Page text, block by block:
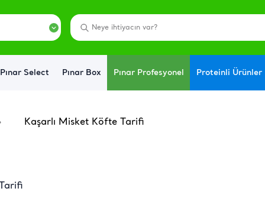
Pınar Select Pınar Box Pınar Profesyonel Proteinli Ürünler
Kaşarlı Misket Köfte Tarifi